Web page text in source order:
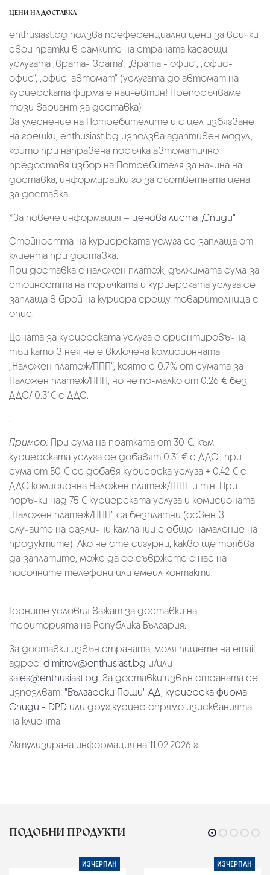
ЦЕНИ НА ДОСТАВКА
enthusiast.bg ползва преференциални цени за всички
свои пратки в рамките на страната касаещи
услугата „врата- врата“, „врата - офис“, „oфис-
офис“, „офис-автомат“ (услугата до автомат на
куриерската фирма е най-евтин! Препоръчваме
този вариант за доставка)
За улеснение на Потребителите и с цел избягване
на грешки, enthusiast.bg използва адаптивен модул,
който при направена поръчка автоматично
предоставя избор на Потребителя за начина на
доставка, информирайки го за съответната цена
за доставка.
*За повече информация – ценова листа „Спиди“
Стойността на куриерската услуга се заплаща от
клиента при доставка.
При доставка с наложен платеж, дължимата сума за
стойността на поръчката и куриерската услуга се
заплаща в брой на куриера срещу товарителница с
опис.
Цената за куриерската услуга е ориентировъчна,
тъй като в нея не е включена комисионната
„Наложен платеж/ППП“, която е 0.7% от сумата за
Наложен платеж/ППП, но не по-малко от 0.26 € без
ДДС/ 0.31€ с ДДС.
.
Пример: При сума на пратката от 30 €. към
куриерската услуга се добавят 0.31 € с ДДС.; при
сума от 50 € се добавя куриерска услуга + 0.42 € с
ДДС комисионна Наложен платеж/ППП. и т.н. При
поръчки над 75 € куриерската услуга и комисионата
„Наложен платеж/ППП“ са безплатни (освен в
случаите на различни кампании с общо намаление на
продуктите). Ако не сте сигурни, какво ще трябва
да заплатите, може да се съвржете с нас на
посочните телефони или емейл контакти.
Горните условия важат за доставки на
територията на Република България.
За доставки извън страната, моля пишете на email
адрес: dimitrov@enthusiast.bg и/или
sales@enthusiast.bg. За доставки извън страната се
изпозлват: "Български Пощи" АД, куриерска фирма
Спиди - DPD или друг куриер спрямо изискванията
на клиента.
Актулизирана информация на 11.02.2026 г.
ПОДОБНИ ПРОДУКТИ
ИЗЧЕРПАН ИЗЧЕРПАН